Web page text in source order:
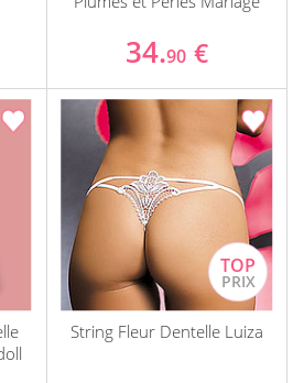
34.90 €
String Fleur Dentelle Luiza